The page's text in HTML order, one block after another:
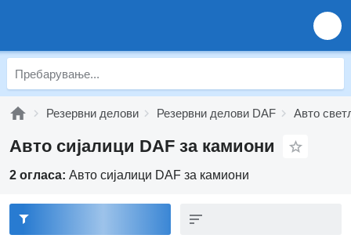
Резервни делови Резервни делови DAF Авто
Авто сијалици DAF за камиони
2 огласа: Авто сијалици DAF за камиони